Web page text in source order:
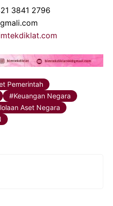
3841 2796
Pemerintah
Keuangan Negara
Aset Negara